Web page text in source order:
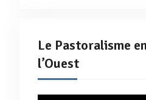
Le Pastoralisme
l’Ouest